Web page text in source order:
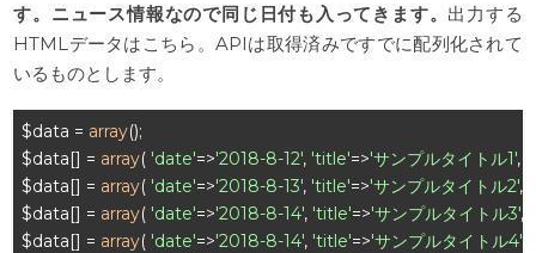
す。ニュース情報なので同じ日付も入ってきます。 出力する
HTMLデータはこちら。APIは取得済みですでに配列化されて
いるものとします。
$data = array();
$data[] = array( 'date'=>'2018-8-12', 'title'=>'サンプルタイトル1',
$data[] = array( 'date'=>'2018-8-13', 'title'=>'サンプルタイトル2',
$data[] = array( 'date'=>'2018-8-14', 'title'=>'サンプルタイトル3',
$data[] = array( 'date'=>'2018-8-14', 'title'=>'サンプルタイトル4'